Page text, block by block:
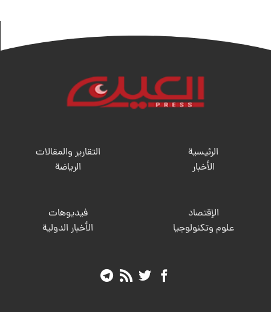
الرئيسية
الأخبار
التقارير والمقالات
الریاضة
الإقتصاد
علوم وتكنولوجيا
فيديوهات
الأخبار الدولية